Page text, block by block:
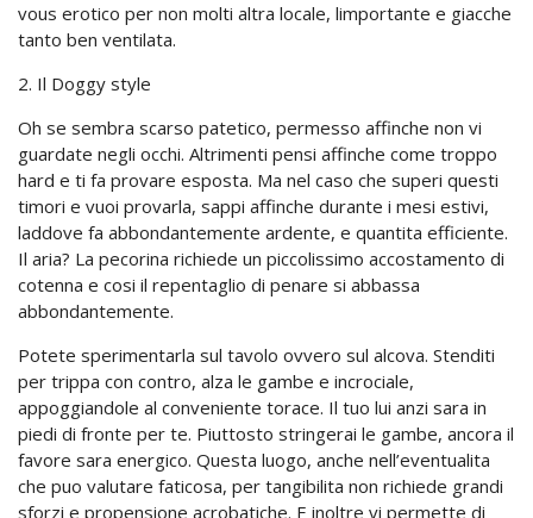
vous erotico per non molti altra locale, limportante e giacche
tanto ben ventilata.
2. Il Doggy style
Oh se sembra scarso patetico, permesso affinche non vi
guardate negli occhi. Altrimenti pensi affinche come troppo
hard e ti fa provare esposta. Ma nel caso che superi questi
timori e vuoi provarla, sappi affinche durante i mesi estivi,
laddove fa abbondantemente ardente, e quantita efficiente.
Il aria? La pecorina richiede un piccolissimo accostamento di
cotenna e cosi il repentaglio di penare si abbassa
abbondantemente.
Potete sperimentarla sul tavolo ovvero sul alcova. Stenditi
per trippa con contro, alza le gambe e incrociale,
appoggiandole al conveniente torace. Il tuo lui anzi sara in
piedi di fronte per te. Piuttosto stringerai le gambe, ancora il
favore sara energico. Questa luogo, anche nell’eventualita
che puo valutare faticosa, per tangibilita non richiede grandi
sforzi e propensione acrobatiche. E inoltre vi permette di